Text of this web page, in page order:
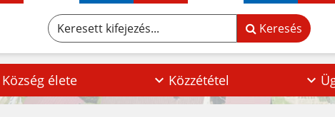
Keresett kifejezés... Keresés
Község élete Közzététel